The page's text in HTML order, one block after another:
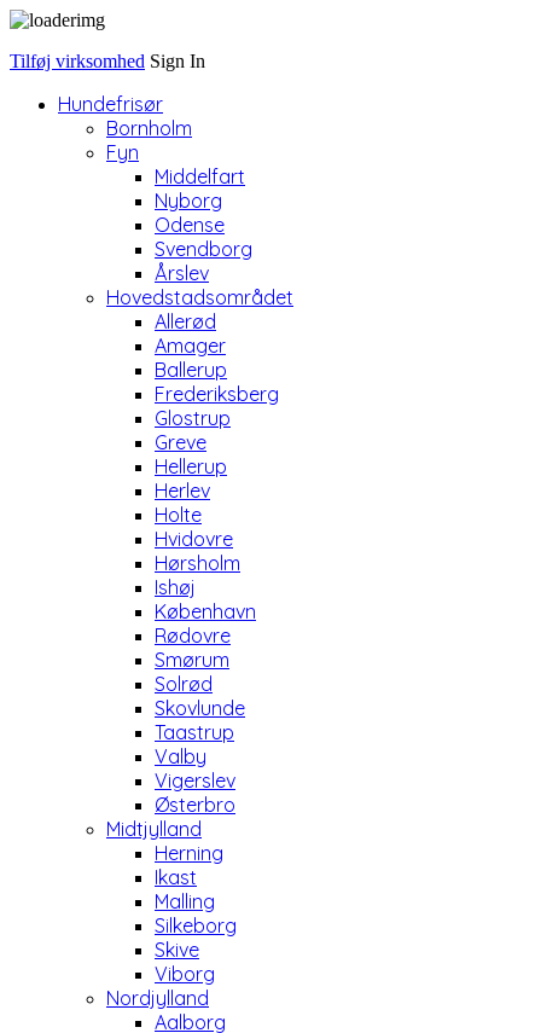
Tilføj virksomhed Sign In
Hundefrisør
Bornholm
Fyn
Middelfart
Nyborg
Odense
Svendborg
Årslev
Hovedstadsområdet
Allerød
Amager
Ballerup
Frederiksberg
Glostrup
Greve
Hellerup
Herlev
Holte
Hvidovre
Hørsholm
Ishøj
København
Rødovre
Smørum
Solrød
Skovlunde
Taastrup
Valby
Vigerslev
Østerbro
Midtjylland
Herning
Ikast
Malling
Silkeborg
Skive
Viborg
Nordjylland
Aalborg